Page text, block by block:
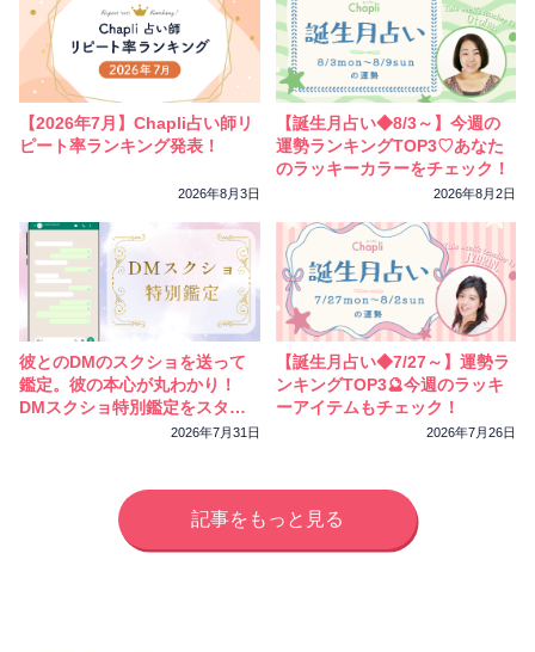
【2026年7月】Chapli占い師リ
ピート率ランキング発表！
2026年8月3日
【誕生月占い◆8/3～】今週の
運勢ランキングTOP3♡あなた
のラッキーカラーをチェック！
2026年8月2日
彼とのDMのスクショを送って
鑑定。彼の本心が丸わかり！
DMスクショ特別鑑定をスター
2026年7月31日
【誕生月占い◆7/27～】運勢ラ
ンキングTOP3🔮今週のラッキ
ーアイテムもチェック！
2026年7月26日
記事をもっと見る